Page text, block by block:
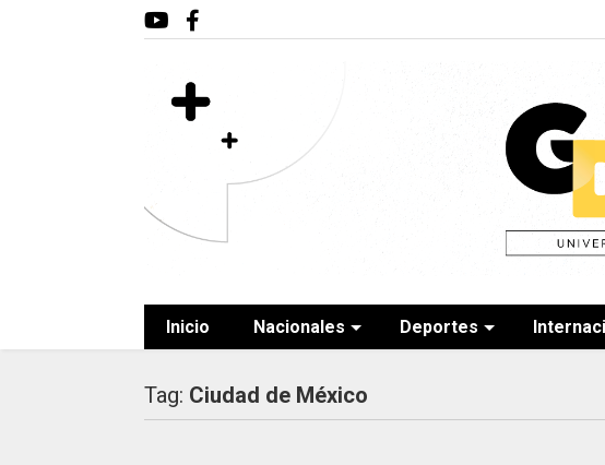
Inicio Nacionales Deportes
Tag: Ciudad de México